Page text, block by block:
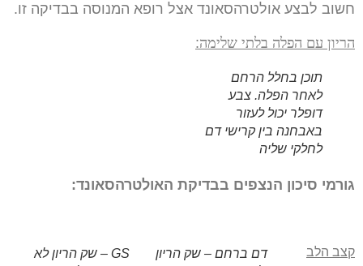
חשוב לבצע אולטרהסאונד אצל רופא המנוסה בבדיקה זו.
הריון עם הפלה בלתי שלימה:
תוכן בחלל הרחם
לאחר הפלה. צבע
דופלר יכול לעזור
באבחנה בין קרישי דם
לחלקי שליה
גורמי סיכון הנצפים בבדיקת האולטרהסאונד:
GS – שק הריון לא
דם ברחם – שק הריון
קצב הלב